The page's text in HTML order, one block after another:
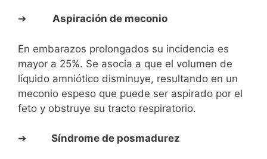
➔ Aspiración de meconio
En embarazos prolongados su incidencia es
mayor a 25%. Se asocia a que el volumen de
líquido amniótico disminuye, resultando en un
meconio espeso que puede ser aspirado por el
feto y obstruye su tracto respiratorio.
➔ Síndrome de posmadurez